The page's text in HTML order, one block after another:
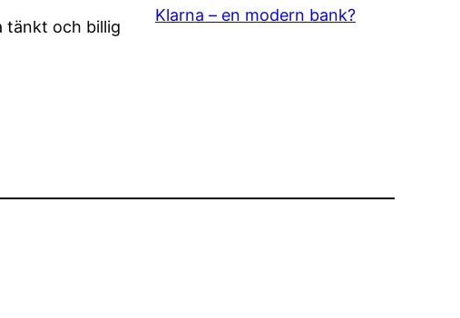
tänkt och billig
Klarna – en modern bank?